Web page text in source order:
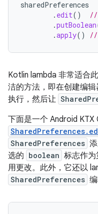
sharedPreferences
. edit()
//
.putBoolean
.apply() //
Kotlin lambda 非常适合
洁的方法，即在创建编
执行，然后让
下面是一个 Android KTX
SharedPreferences
选的 boolean 标志作
用更改。此外，它还以
SharedPreferences